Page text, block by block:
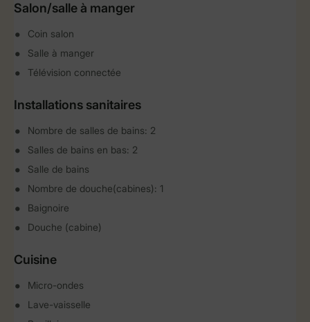
Salon/salle à manger
Coin salon
Salle à manger
Télévision connectée
Installations sanitaires
Nombre de salles de bains: 2
Salles de bains en bas: 2
Salle de bains
Nombre de douche(cabines): 1
Baignoire
Douche (cabine)
Cuisine
Micro-ondes
Lave-vaisselle